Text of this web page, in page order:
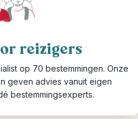
reizigers
op 70 bestemmingen. Onze
geven advies vanuit eigen
bestemmingsexperts.